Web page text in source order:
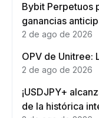
Bybit Perpetuos
ganancias
eficaz
2 de ago de 2026
OPV de Unitree:
2 de ago de 2026
¡USDJPY+
de la histórica